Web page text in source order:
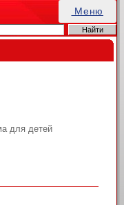
Меню
для детей